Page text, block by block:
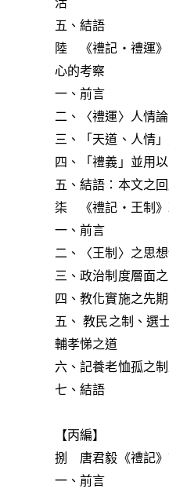
活
五、結語
陸 《禮記‧禮運》
心的考察
一、前言
二、〈禮運〉人情
三、「天道、人情
四、「禮義」並用
五、結語：本文之
柒 《禮記‧王制》
一、前言
二、〈王制〉之思
三、政治制度層面
四、教化實施之先
五、 教民之制、選
輔孝悌之道
六、記養老恤孤之
七、結語
【丙編】
捌 唐君毅《禮記》
一、前言